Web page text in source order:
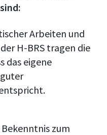
Arbeiten und
H-BRS tragen die
das eigene
zum